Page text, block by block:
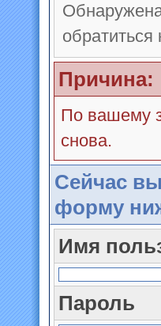
обратиться
Причина:
По вашему
снова.
Сейчас
форму
Имя
Пароль